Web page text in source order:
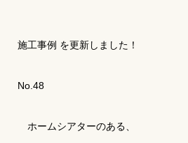
施工事例 を更新しました！
No.48
ホームシアターのある、